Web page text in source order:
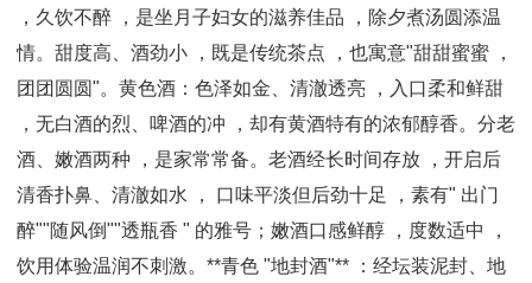
，久饮不醉 ，是坐月子妇女的滋养佳品 ，除夕煮汤圆添温
情。甜度高、酒劲小 ，既是传统茶点 ，也寓意"甜甜蜜蜜 ，
团团圆圆"。 黄色酒：色泽如金、清澈透亮 ，入口柔和鲜甜
，无白酒的烈、啤酒的冲 ，却有黄酒特有的浓郁醇香。分老
酒、嫩酒两种 ，是家常常备。老酒经长时间存放 ，开启后
清香扑鼻、清澈如水 ， 口味平淡但后劲十足 ，素有" 出门
醉""随风倒""透瓶香 " 的雅号；嫩酒口感鲜醇 ，度数适中 ，
饮用体验温润不刺激。 **青色 "地封酒"** ：经坛装泥封、地